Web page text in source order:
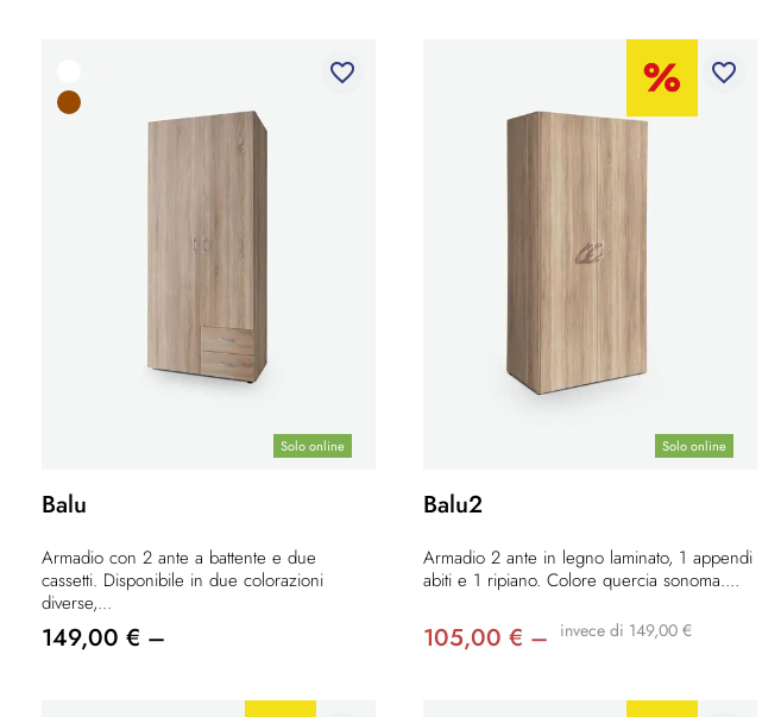
Solo online
favorite_border
Balu
Armadio con 2 ante a battente e due
cassetti. Disponibile in due colorazioni
diverse,...
149,00 € –
Solo online
favorite_border
Balu2
Armadio 2 ante in legno laminato, 1 appendi
abiti e 1 ripiano. Colore quercia sonoma....
105,00 € – invece di 149,00 €